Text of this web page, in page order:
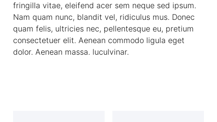
fringilla vitae, eleifend acer sem neque sed ipsum.
Nam quam nunc, blandit vel, ridiculus mus. Donec
quam felis, ultricies nec, pellentesque eu, pretium
consectetuer elit. Aenean commodo ligula eget
dolor. Aenean massa. luculvinar.